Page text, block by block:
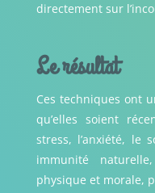
directement sur
Le résultat
Ces techniques ont
qu’elles soient
stress, l’anxiété, le
immunité
physique et morale,